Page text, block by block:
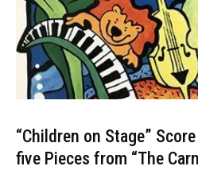
“Children on Stage”
five Pieces from “The